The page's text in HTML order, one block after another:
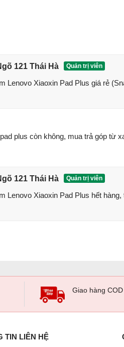
121 Thái Hà Quản trị viên
Lenovo Xiaoxin Pad Plus giá rẻ
plus còn không, mua trả góp từ
121 Thái Hà Quản trị viên
Lenovo Xiaoxin Pad Plus hết hàng,
Giao hàng
TIN LIÊN HỆ